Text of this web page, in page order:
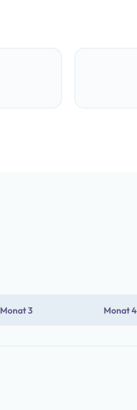
Monat 3 Monat 4